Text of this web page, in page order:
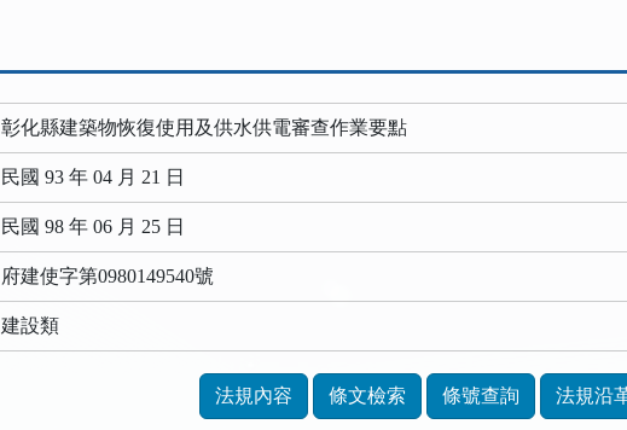
彰化縣建築物恢復使用及供水供電審查作業要點
民國 93 年 04 月 21 日
民國 98 年 06 月 25 日
府建使字第0980149540號
建設類
法規內容 條文檢索 條號查詢 法規沿